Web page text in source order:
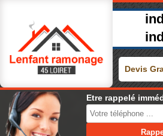
Devis
Etre rappelé